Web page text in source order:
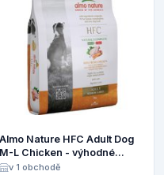
Almo Nature HFC Adult Dog
M-L Chicken - výhodné
balení: 2 x 8 kg
v 1 obchodě